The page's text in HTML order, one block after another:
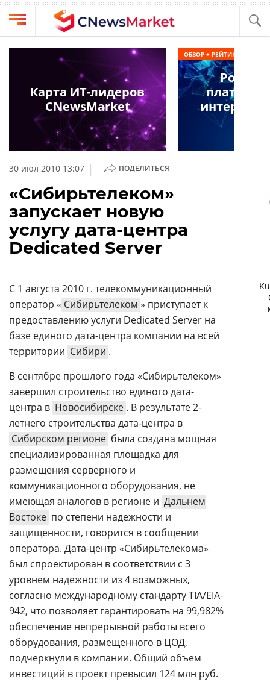
Выбрать
провайдера
Компании
обзоры
кабинет
О
проекте
CNews
Конференции
Техника
издании
Реклама
Вакансии
Контакты
Telegram
Дзен
Rutube
CNews
Конференции
Техника
30 июл 2010 13:07 | ПОДЕЛИТЬСЯ
«Сибирьтелеком»
запускает новую
услугу дата-центра
Dedicated Server
С 1 августа 2010 г. телекоммуникационный
оператор « Сибирьтелеком » приступает к
предоставлению услуги Dedicated Server на
базе единого дата-центра компании на всей
территории Сибири .
В сентябре прошлого года «Сибирьтелеком»
завершил строительство единого дата-
центра в Новосибирске . В результате 2-
летнего строительства дата-центра в
Сибирском регионе была создана мощная
специализированная площадка для
размещения серверного и
коммуникационного оборудования, не
имеющая аналогов в регионе и Дальнем
Востоке по степени надежности и
защищенности, говорится в сообщении
оператора. Дата-центр «Сибирьтелекома»
был спроектирован в соответствии с 3
уровнем надежности из 4 возможных,
согласно международному стандарту TIA/EIA-
942, что позволяет гарантировать на 99,982%
обеспечение непрерывной работы всего
оборудования, размещенного в ЦОД,
подчеркнули в компании. Общий объем
инвестиций в проект превысил 124 млн руб.
Карта ИТ-лидеров
CNewsMarket
ОБЗОР + РЕЙТИНГ